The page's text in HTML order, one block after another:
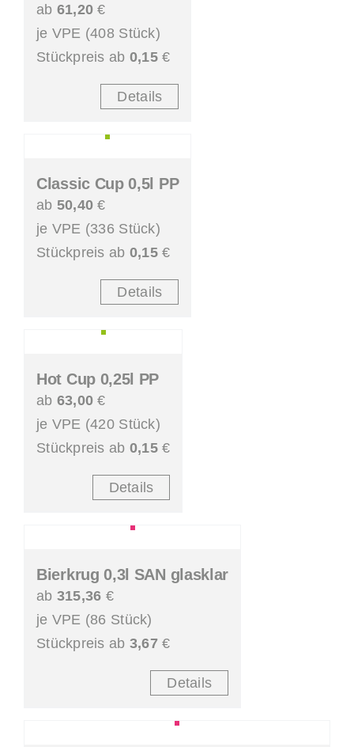
ab 61,20 €
je VPE (408 Stück)
Stückpreis ab 0,15€
Details
Classic Cup 0,5l PP
ab 50,40 €
je VPE (336 Stück)
Stückpreis ab 0,15€
Details
Hot Cup 0,25l PP
ab 63,00 €
je VPE (420 Stück)
Stückpreis ab 0,15€
Details
Bierkrug 0,3l SAN glasklar
ab 315,36 €
je VPE (86 Stück)
Stückpreis ab 3,67€
Details